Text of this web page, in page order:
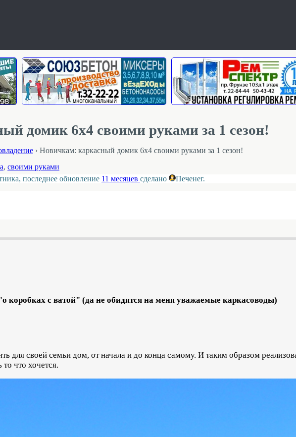
домик 6х4 своими руками за 1 сезон!
› Новичкам: каркасный домик 6х4 своими руками за 1 сезон!
, своими руками
последнее обновление 11 месяцев сделано Печенег.
коробках с ватой" (да не обидятся на меня уважаемые каркасоводы)
для своей семьи дом, от начала и до конца самому. И таким образом
что хочется.